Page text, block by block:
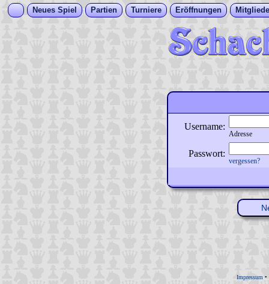
Neues Spiel Partien Turniere Eröffnungen
Username:
Adresse
Passwort:
vergessen?
Impressum •